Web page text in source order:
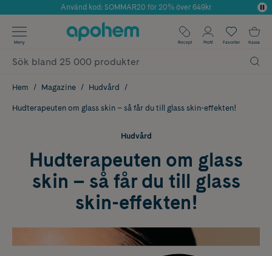
Årets Butik 2025 inom Skönhet
Använd kod: SOMMAR20 för 20% över 649kr
✓ Fri frakt
✓ Poäng på alla köp*
Meny Recept Profil Favoriter Kassa
Hem Magazine Hudvård
Hudterapeuten om glass skin – så får du till glass skin-effekten!
Hudvård
Hudterapeuten om glass
skin – så får du till glass
skin-effekten!